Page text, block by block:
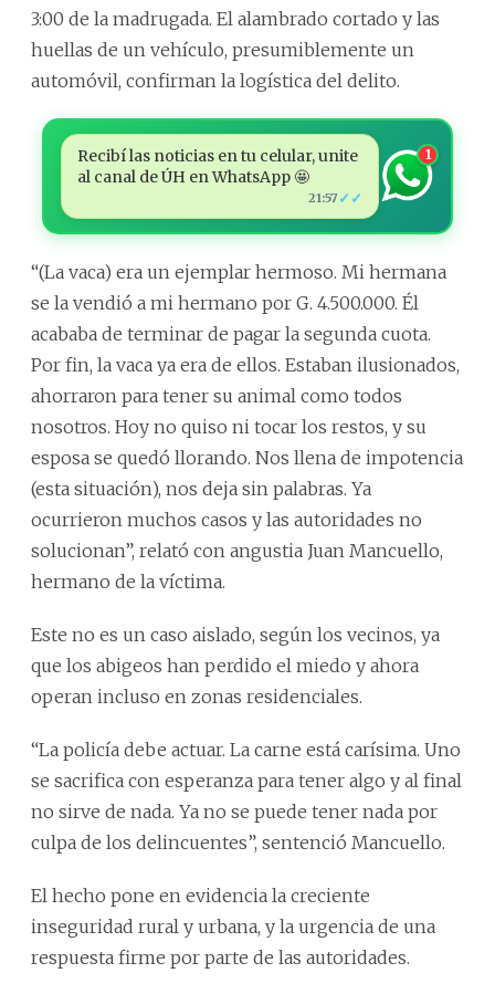
3:00 de la madrugada. El alambrado cortado y las
huellas de un vehículo, presumiblemente un
automóvil, confirman la logística del delito.
Recibí las noticias en tu celular, unite
al canal de ÚH en WhatsApp 🤩
21:57 ✓✓
1
“(La vaca) era un ejemplar hermoso. Mi hermana
se la vendió a mi hermano por G. 4.500.000. Él
acababa de terminar de pagar la segunda cuota.
Por fin, la vaca ya era de ellos. Estaban ilusionados,
ahorraron para tener su animal como todos
nosotros. Hoy no quiso ni tocar los restos, y su
esposa se quedó llorando. Nos llena de impotencia
(esta situación), nos deja sin palabras. Ya
ocurrieron muchos casos y las autoridades no
solucionan”, relató con angustia Juan Mancuello,
hermano de la víctima.
Este no es un caso aislado, según los vecinos, ya
que los abigeos han perdido el miedo y ahora
operan incluso en zonas residenciales.
“La policía debe actuar. La carne está carísima. Uno
se sacrifica con esperanza para tener algo y al final
no sirve de nada. Ya no se puede tener nada por
culpa de los delincuentes”, sentenció Mancuello.
El hecho pone en evidencia la creciente
inseguridad rural y urbana, y la urgencia de una
respuesta firme por parte de las autoridades.